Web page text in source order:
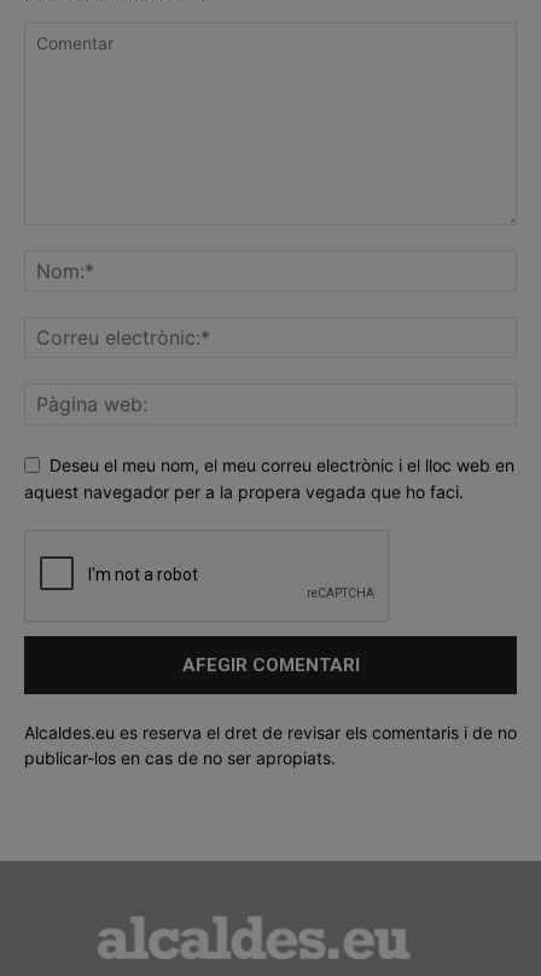
Deseu el meu nom, el meu correu electrònic i el lloc web en
aquest navegador per a la propera vegada que ho faci.
Alcaldes.eu es reserva el dret de revisar els comentaris i de no
publicar-los en cas de no ser apropiats.